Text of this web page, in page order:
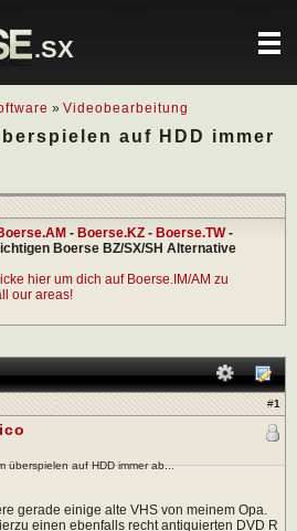
.SX
» Videobearbeitung
auf HDD immer
- Boerse.KZ - Boerse.TW-
Boerse BZ/SX/SH Alternative
hier um dich auf Boerse.IM/AM zu
our areas!
#1
überspielen auf HDD immer ab...
gerade einige alte VHS von meinem Opa.
einen ebenfalls recht antiquierten DVD R